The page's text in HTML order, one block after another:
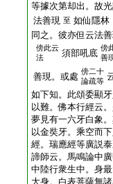
等據次第却出。故
法善現 至 如仙隱
同之。彼亦但云法
傍此云
法
須部吼底 傍
善
善現。或處 傍二十
論疏等
如下知。此頌委顯
以難。佛本行經云
夢見有一六牙白象
以金奘牙。乘空而
經。瑞應經等廣説
諦師云。馬鳴論中
中陸行衆生中。身
大身。白表菩薩無